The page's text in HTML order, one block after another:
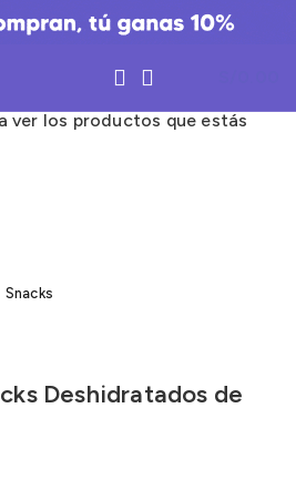
Snacks
Deshidratados de
ver los productos que estás